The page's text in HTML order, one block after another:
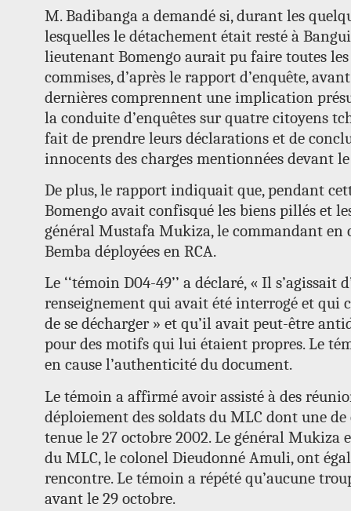
M. Badibanga a demandé si, durant les
lesquelles le détachement était resté à
lieutenant Bomengo aurait pu faire toutes
commises, d’après le rapport d’enquête,
dernières comprennent une implication
la conduite d’enquêtes sur quatre citoyens
fait de prendre leurs déclarations et de
innocents des charges mentionnées devant
De plus, le rapport indiquait que, pendant
Bomengo avait confisqué les biens pillés et
général Mustafa Mukiza, le commandant en
Bemba déployées en RCA.
Le ‘‘témoin D04-49’’ a déclaré, « Il s’agissait
renseignement qui avait été interrogé et qui
de se décharger » et qu’il avait peut-être
pour des motifs qui lui étaient propres. Le
en cause l’authenticité du document.
Le témoin a affirmé avoir assisté à des
déploiement des soldats du MLC dont une de
tenue le 27 octobre 2002. Le général Mukiza
du MLC, le colonel Dieudonné Amuli, ont
rencontre. Le témoin a répété qu’aucune
avant le 29 octobre.